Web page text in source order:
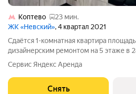
Коптево
23 мин.
ЖК «Невский», 4 квартал 2021
Сдаётся 1-комнатная квартира
дизайнерским ремонтом на 5 этаже в
срок от 11 месяцев. Из техники есть: Духовой шкаф Стиральная
машина Холодильник Посудомоечная машина Кондиционер
Микроволновка Дом -
Сервис Яндекс Аренда
Снять